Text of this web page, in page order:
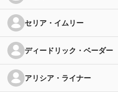
セリア・イムリー
ディードリック・ベーダー
アリシア・ライナー